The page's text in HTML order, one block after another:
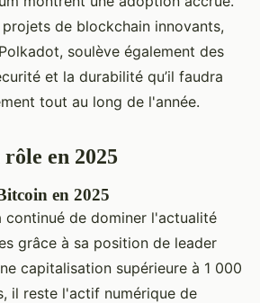
de blockchain innovants,
soulève également des
et la durabilité qu’il faudra
tout au long de l'année.
en 2025
en 2025
continué de dominer l'actualité
grâce à sa position de leader
capitalisation supérieure à 1 000
il reste l'actif numérique de